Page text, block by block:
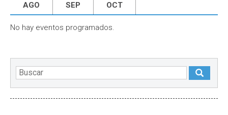
AGO SEP OCT
No hay eventos programados.